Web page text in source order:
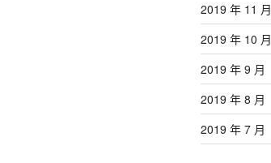
2019 年 11 月
2019 年 10 月
2019 年 9 月
2019 年 8 月
2019 年 7 月